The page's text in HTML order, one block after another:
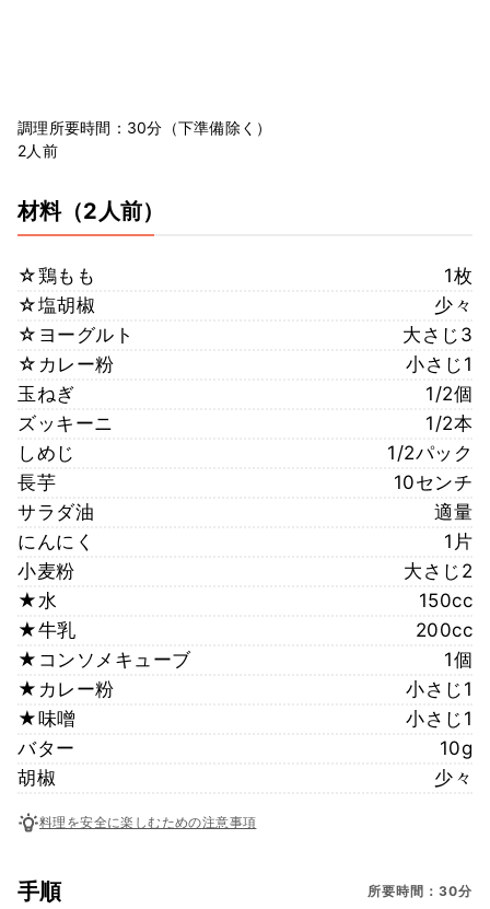
調理所要時間：30分（下準備除く）
2人前
材料（2人前）
☆鶏もも
1枚
☆塩胡椒
少々
☆ヨーグルト
大さじ3
☆カレー粉
小さじ1
玉ねぎ
1/2個
ズッキーニ
1/2本
しめじ
1/2パック
長芋
10センチ
サラダ油
適量
にんにく
1片
小麦粉
大さじ2
★水
150cc
★牛乳
200cc
★コンソメキューブ
1個
★カレー粉
小さじ1
★味噌
小さじ1
バター
10g
胡椒
少々
料理を安全に楽しむための注意事項
手順 所要時間：30分